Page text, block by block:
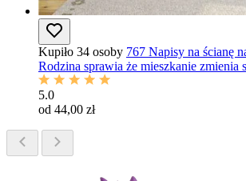
Kupiło 34 osoby 767 Napisy na ścianę
Rodzina sprawia że mieszkanie zmienia
5.0
od 44,00 zł